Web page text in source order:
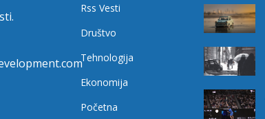
Rss Vesti
Društvo
Tehnologija
Ekonomija
Početna